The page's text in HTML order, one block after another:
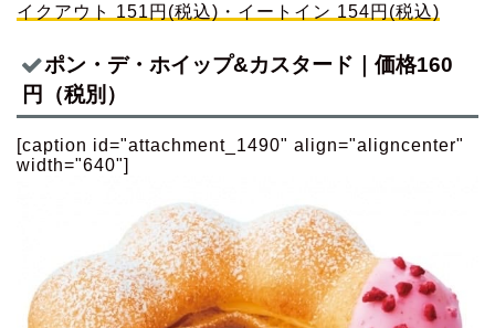
イクアウト 151円(税込)・イートイン 154円(税込)
ポン・デ・ホイップ&カスタード｜価格160
円（税別）
[caption id="attachment_1490" align="aligncenter"
width="640"]